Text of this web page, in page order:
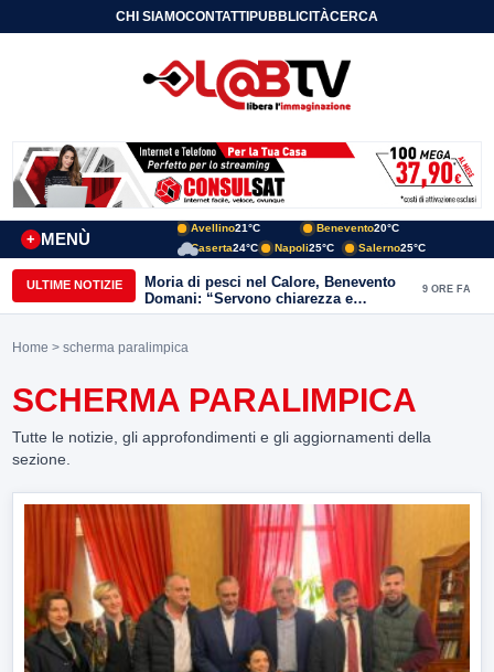
CHI SIAMOCONTATTIPUBBLICITÀCERCA
MENÙ
+
Avellino21°C Benevento20°C
Caserta24°C Napoli25°C Salerno25°C
ULTIME NOTIZIE
Moria di pesci nel Calore, Benevento
Domani: “Servono chiarezza e
approfondimenti sulla gestione
9 ORE FA
Home > scherma paralimpica
SCHERMA PARALIMPICA
Tutte le notizie, gli approfondimenti e gli aggiornamenti della
sezione.